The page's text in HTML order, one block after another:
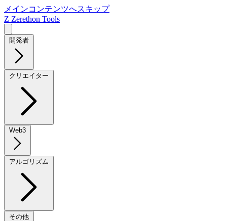
メインコンテンツへスキップ
Z Zerethon Tools
開発者
クリエイター
Web3
アルゴリズム
その他